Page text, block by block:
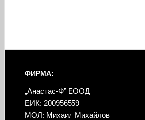
ФИРМА:
„Анастас-Ф” ЕООД
ЕИК: 200956559
МОЛ: Михаил Михайлов